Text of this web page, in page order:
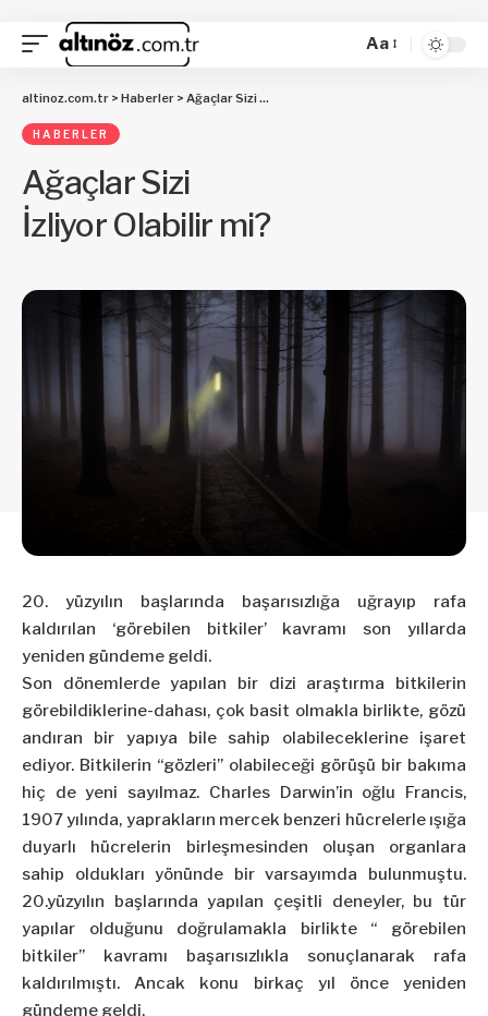
Aa
altinoz.com.tr > Haberler > Ağaçlar Sizi İzliyor Olabilir mi?
HABERLER
Ağaçlar Sizi
İzliyor Olabilir mi?
20. yüzyılın başlarında başarısızlığa uğrayıp rafa
kaldırılan ‘görebilen bitkiler’ kavramı son yıllarda
yeniden gündeme geldi.
Son dönemlerde yapılan bir dizi araştırma bitkilerin
görebildiklerine-dahası, çok basit olmakla birlikte, gözü
andıran bir yapıya bile sahip olabileceklerine işaret
ediyor. Bitkilerin “gözleri” olabileceği görüşü bir bakıma
hiç de yeni sayılmaz. Charles Darwin’in oğlu Francis,
1907 yılında, yaprakların mercek benzeri hücrelerle ışığa
duyarlı hücrelerin birleşmesinden oluşan organlara
sahip oldukları yönünde bir varsayımda bulunmuştu.
20.yüzyılın başlarında yapılan çeşitli deneyler, bu tür
yapılar olduğunu doğrulamakla birlikte “ görebilen
bitkiler” kavramı başarısızlıkla sonuçlanarak rafa
kaldırılmıştı. Ancak konu birkaç yıl önce yeniden
gündeme geldi.